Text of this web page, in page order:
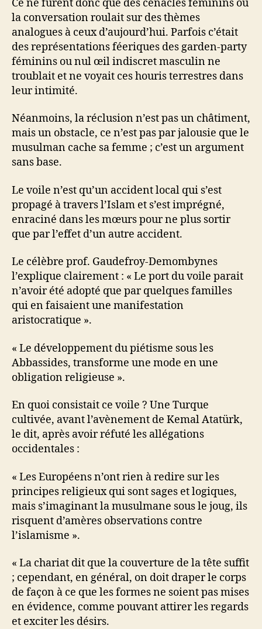
Ce ne furent donc que des cénacles féminins où
la conversation roulait sur des thèmes
analogues à ceux d’aujourd’hui. Parfois c’était
des représentations féeriques des garden-party
féminins ou nul œil indiscret masculin ne
troublait et ne voyait ces houris terrestres dans
leur intimité.
Néanmoins, la réclusion n’est pas un châtiment,
mais un obstacle, ce n’est pas par jalousie que le
musulman cache sa femme ; c’est un argument
sans base.
Le voile n’est qu’un accident local qui s’est
propagé à travers l’Islam et s’est imprégné,
enraciné dans les mœurs pour ne plus sortir
que par l’effet d’un autre accident.
Le célèbre prof. Gaudefroy-Demombynes
l’explique clairement : « Le port du voile parait
n’avoir été adopté que par quelques familles
qui en faisaient une manifestation
aristocratique ».
« Le développement du piétisme sous les
Abbassides, transforme une mode en une
obligation religieuse ».
En quoi consistait ce voile ? Une Turque
cultivée, avant l’avènement de Kemal Atatürk,
le dit, après avoir réfuté les allégations
occidentales :
« Les Européens n’ont rien à redire sur les
principes religieux qui sont sages et logiques,
mais s’imaginant la musulmane sous le joug, ils
risquent d’amères observations contre
l’islamisme ».
« La chariat dit que la couverture de la tête suffit
; cependant, en général, on doit draper le corps
de façon à ce que les formes ne soient pas mises
en évidence, comme pouvant attirer les regards
et exciter les désirs.